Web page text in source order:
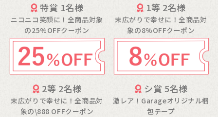
特賞 1名様
ニコニコ笑顔に！全商品対象
の25%OFFクーポン
1等 2名様
末広がりで幸せに！全商品対
象の8%OFFクーポン
2等 2名様
末広がりで幸せに！全商品対
象の\888 OFFクーポン
シ賞 5名様
激レア！Garageオリジナル梱
包テープ